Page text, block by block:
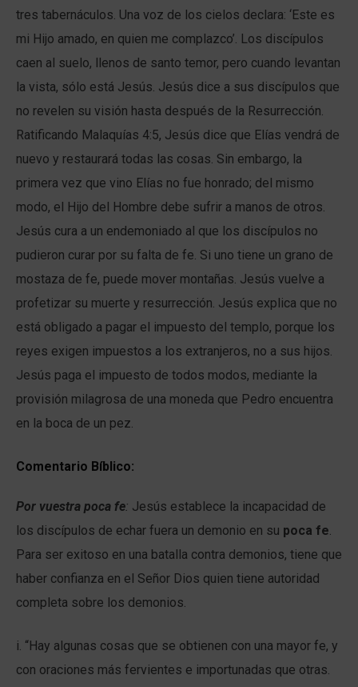
tres tabernáculos. Una voz de los cielos declara: ‘Este es
mi Hijo amado, en quien me complazco’. Los discípulos
caen al suelo, llenos de santo temor, pero cuando levantan
la vista, sólo está Jesús. Jesús dice a sus discípulos que
no revelen su visión hasta después de la Resurrección.
Ratificando Malaquías 4:5, Jesús dice que Elías vendrá de
nuevo y restaurará todas las cosas. Sin embargo, la
primera vez que vino Elías no fue honrado; del mismo
modo, el Hijo del Hombre debe sufrir a manos de otros.
Jesús cura a un endemoniado al que los discípulos no
pudieron curar por su falta de fe. Si uno tiene un grano de
mostaza de fe, puede mover montañas. Jesús vuelve a
profetizar su muerte y resurrección. Jesús explica que no
está obligado a pagar el impuesto del templo, porque los
reyes exigen impuestos a los extranjeros, no a sus hijos.
Jesús paga el impuesto de todos modos, mediante la
provisión milagrosa de una moneda que Pedro encuentra
en la boca de un pez.
Comentario Bíblico:
Por vuestra poca fe: Jesús establece la incapacidad de
los discípulos de echar fuera un demonio en su poca fe.
Para ser exitoso en una batalla contra demonios, tiene que
haber confianza en el Señor Dios quien tiene autoridad
completa sobre los demonios.
i. “Hay algunas cosas que se obtienen con una mayor fe, y
con oraciones más fervientes e importunadas que otras.